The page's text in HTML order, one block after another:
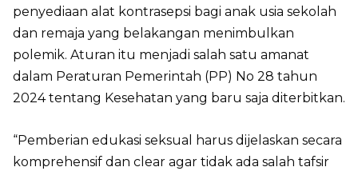
penyediaan alat kontrasepsi bagi anak usia sekolah
dan remaja yang belakangan menimbulkan
polemik. Aturan itu menjadi salah satu amanat
dalam Peraturan Pemerintah (PP) No 28 tahun
2024 tentang Kesehatan yang baru saja diterbitkan.
“Pemberian edukasi seksual harus dijelaskan secara
komprehensif dan clear agar tidak ada salah tafsir